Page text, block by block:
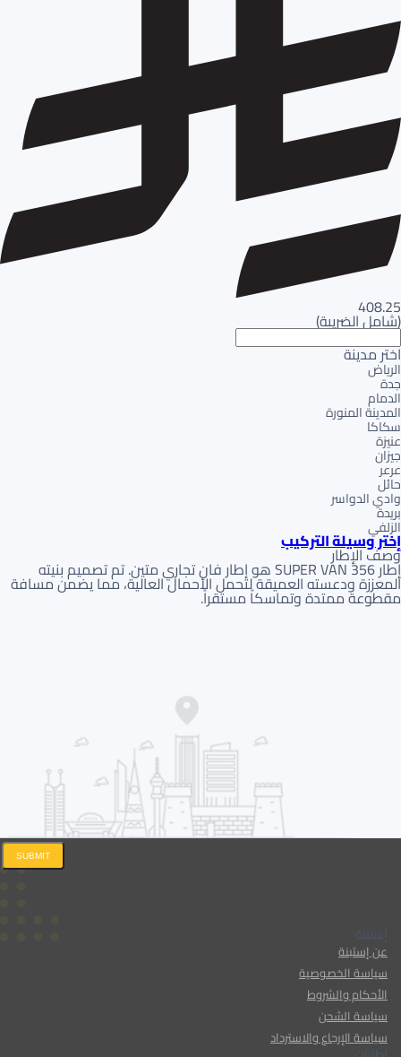
408.25
(شامل الضريبة)
اختر مدينة
الرياض
جدة
الدمام
المدينة المنورة
سكاكا
عنيزة
جيزان
عرعر
حائل
وادي الدواسر
بريدة
الزلفي
إختر وسيلة التركيب
وصف الإطار
إطار SUPER VAN 356 هو إطار فان تجاري متين. تم تصميم بنيته
المعززة ودعسته العميقة لتحمل الأحمال العالية، مما يضمن مسافة
مقطوعة ممتدة وتماسكاً مستقراً.
إستبنة
عن إستبنة
سياسة الخصوصية
الأحكام والشروط
سياسة الشحن
سياسة الإرجاع والاسترداد
SUBMIT